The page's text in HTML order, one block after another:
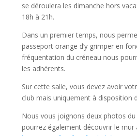
se déroulera les dimanche hors
18h à 21h.
Dans un premier temps, nous
passeport orange d’y grimper en
fréquentation du créneau nous
les adhérents.
Sur cette salle, vous devez avoir
club mais uniquement à disposition
Nous vous joignons deux photos
pourrez également découvrir le mur